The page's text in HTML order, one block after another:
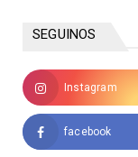
SEGUINOS
Instagram
facebook